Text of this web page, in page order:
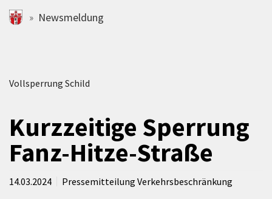
Zum Hauptinhalt springen
Rathaus & Politik
Tourismus
Freizeit & Kultur
schmallenberg.de
Newsmeldung
Vollsperrung Schild
Kurzzeitige Sperrung
Fanz-Hitze-Straße
14.03.2024 Pressemitteilung Verkehrsbeschränkung